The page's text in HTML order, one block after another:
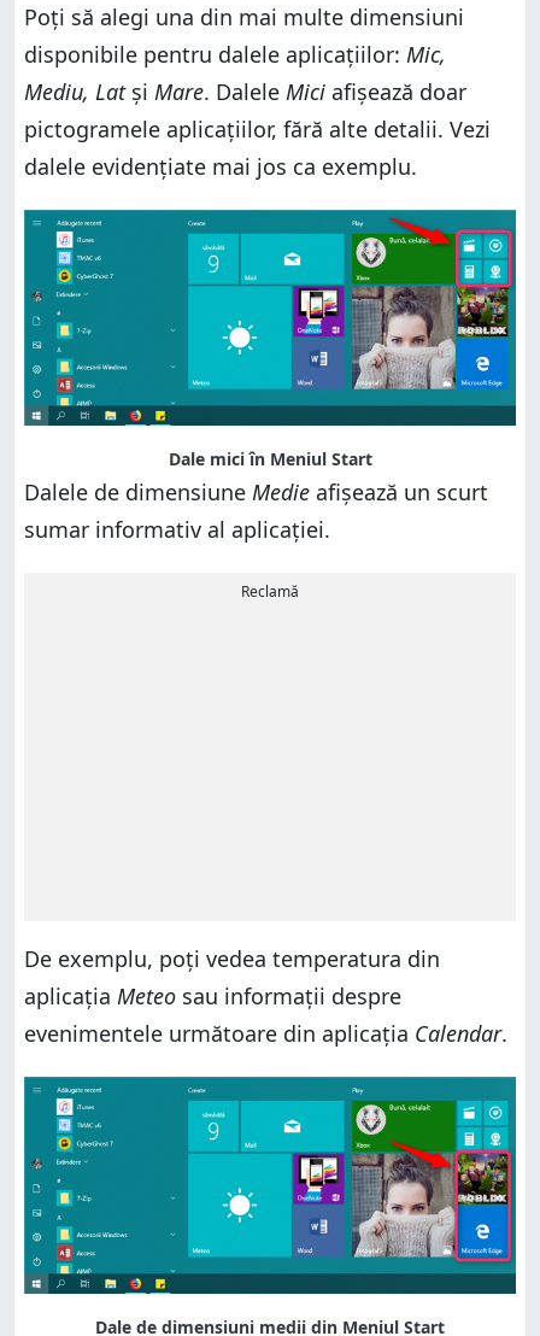
Poți să alegi una din mai multe dimensiuni
disponibile pentru dalele aplicațiilor: Mic,
Mediu, Latși Mare. Dalele Mici afișează doar
pictogramele aplicațiilor, fără alte detalii. Vezi
dalele evidențiate mai jos ca exemplu.
Dale mici în Meniul Start
Dalele de dimensiune Medie afișează un scurt
sumar informativ al aplicației.
Reclamă
De exemplu, poți vedea temperatura din
aplicația Meteo sau informații despre
evenimentele următoare din aplicația Calendar.
Dale de dimensiuni medii din Meniul Start